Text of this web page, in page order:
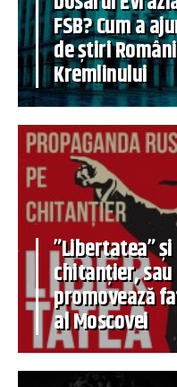
FSB? Cum a
de știri
Kremlinului
”Libertatea”
chitanțier,
promovează
al Moscovei